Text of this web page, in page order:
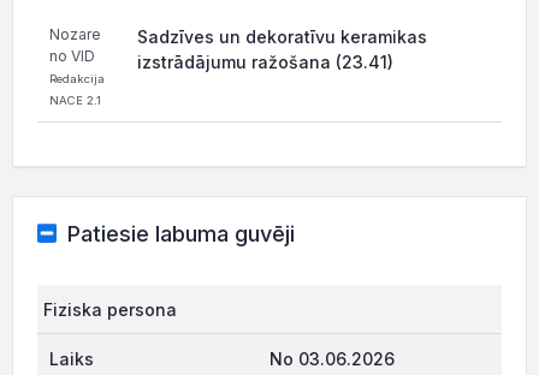
Nozare
no VID
Redakcija
NACE 2.1
Sadzīves un dekoratīvu keramikas
izstrādājumu ražošana (23.41)
Patiesie labuma guvēji
Fiziska persona
No 03.06.2026